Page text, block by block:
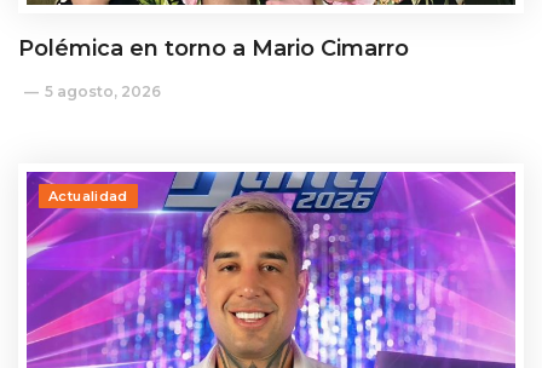
Polémica en torno a Mario Cimarro
5 agosto, 2026
Actualidad